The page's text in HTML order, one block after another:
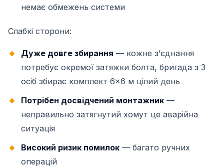
немає обмежень системи
Слабкі сторони:
Дуже довге збирання — кожне зʼєднання
потребує окремої затяжки болта, бригада з 3
осіб збирає комплект 6×6 м цілий день
Потрібен досвідчений монтажник —
неправильно затягнутий хомут це аварійна
ситуація
Високий ризик помилок — багато ручних
операцій